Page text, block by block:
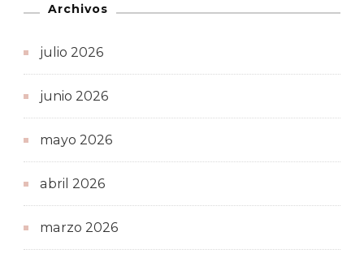
Archivos
julio 2026
junio 2026
mayo 2026
abril 2026
marzo 2026